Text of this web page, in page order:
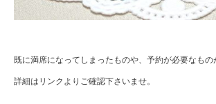
既に満席になってしまったものや、予約が必要なもの
詳細はリンクよりご確認下さいませ。